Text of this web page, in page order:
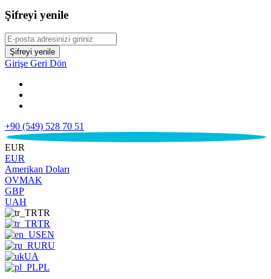
Şifreyi yenile
Şifreyi yenile
Girişe Geri Dön
+90 (549) 528 70 51
€
EUR
EUR
Amerikan Doları
OVMAK
GBP
UAH
TR
TR
EN
RU
UA
PL